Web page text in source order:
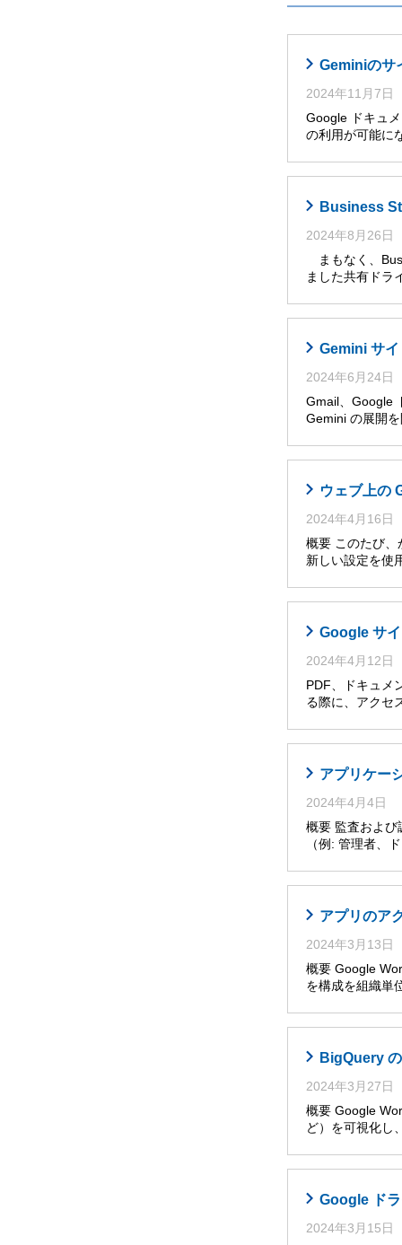
Geminiのサ
2024年11月7日
Google ドキュ
の利用が可能に
Business
2024年8月26日
まもなく、
ました共有ドラ
Gemini サ
2024年6月24日
Gmail、Google
Gemini の展開
ウェブ上の
2024年4月16日
概要 このたび、
新しい設定を使
Google サ
2024年4月12日
PDF、ドキュメ
る際に、アクセ
アプリケー
2024年4月4日
概要 監査および
（例: 管理者、
アプリのア
2024年3月13日
概要 Google
を構成を組織単
BigQuery
2024年3月27日
概要 Google
ど）を可視化し
Google ド
2024年3月15日